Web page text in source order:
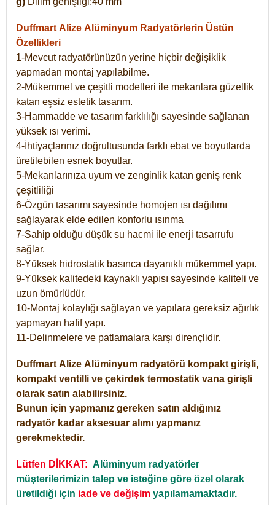
Duffmart Alize Alüminyum Radyatörlerin Üstün
Özellikleri
1-Mevcut radyatörünüzün yerine hiçbir değişiklik
yapmadan montaj yapılabilme.
2-Mükemmel ve çeşitli modelleri ile mekanlara güzellik
katan eşsiz estetik tasarım.
3-Hammadde ve tasarım farklılığı sayesinde sağlanan
yüksek ısı verimi.
4-İhtiyaçlarınız doğrultusunda farklı ebat ve boyutlarda
üretilebilen esnek boyutlar.
5-Mekanlarınıza uyum ve zenginlik katan geniş renk
çeşitliliği
6-Özgün tasarımı sayesinde homojen ısı dağılımı
sağlayarak elde edilen konforlu ısınma
7-Sahip olduğu düşük su hacmi ile enerji tasarrufu
sağlar.
8-Yüksek hidrostatik basınca dayanıklı mükemmel yapı.
9-Yüksek kalitedeki kaynaklı yapısı sayesinde kaliteli ve
uzun ömürlüdür.
10-Montaj kolaylığı sağlayan ve yapılara gereksiz ağırlık
yapmayan hafif yapı.
11-Delinmelere ve patlamalara karşı dirençlidir.
Duffmart Alize Alüminyum radyatörü kompakt girişli,
kompakt ventilli ve çekirdek termostatik vana girişli
olarak satın alabilirsiniz.
Bunun için yapmanız gereken satın aldığınız
radyatör kadar aksesuar alımı yapmanız
gerekmektedir.
Lütfen DİKKAT: Alüminyum radyatörler
müşterilerimizin talep ve isteğine göre özel olarak
üretildiği için iade ve değişim yapılamamaktadır.